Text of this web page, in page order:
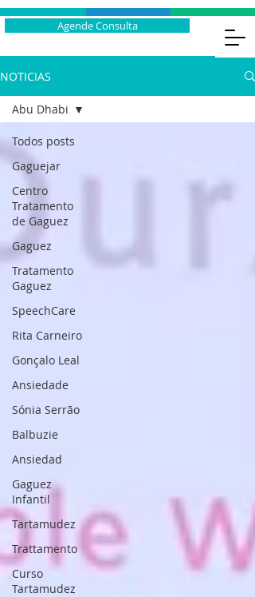
Agende Consulta
NOTICIAS
Todos posts
Gaguejar
Centro
Tratamento
de Gaguez
Gaguez
Tratamento
Gaguez
SpeechCare
Rita Carneiro
Gonçalo Leal
Ansiedade
Sónia Serrão
Balbuzie
Ansiedad
Gaguez
Infantil
Tartamudez
Trattamento
Curso
Tartamudez
Abu Dhabi